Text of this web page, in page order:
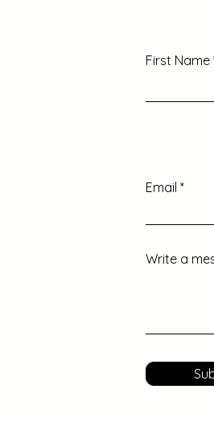
First Name
Email
Write a